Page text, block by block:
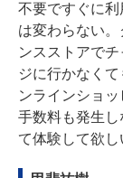
不要ですぐに
は変わらない
ンスストアで
ジに行かなく
ンラインショ
手数料も発生
て体験して欲し